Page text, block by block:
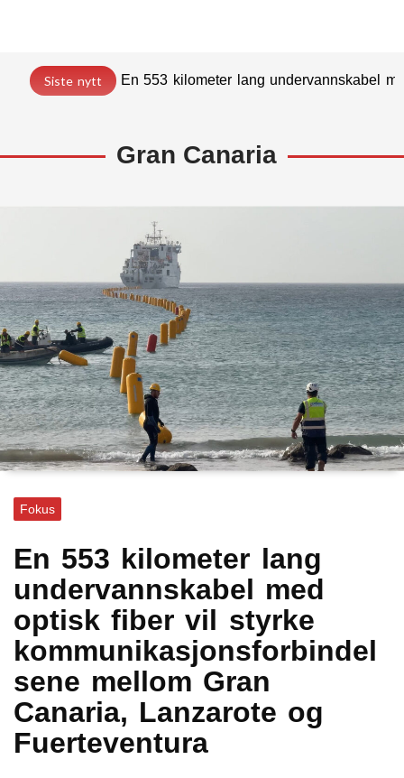
Siste nytt En 553 kilometer lang undervannskabel
Gran Canaria
Fokus
En 553 kilometer lang
undervannskabel med
optisk fiber vil styrke
kommunikasjonsforbindel
sene mellom Gran
Canaria, Lanzarote og
Fuerteventura